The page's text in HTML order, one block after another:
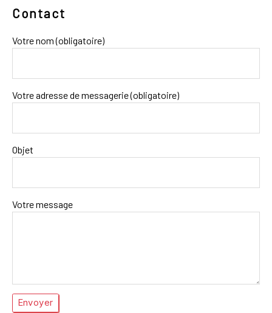
Contact
Votre nom (obligatoire)
Votre adresse de messagerie (obligatoire)
Objet
Votre message